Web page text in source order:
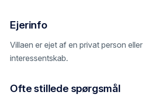
Ejerinfo
Villaen er ejet af en privat person eller
interessentskab.
Ofte stillede spørgsmål